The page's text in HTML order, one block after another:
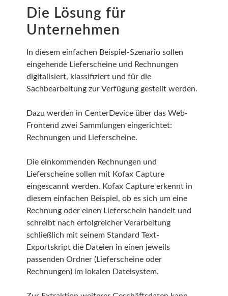
Die Lösung für
Unternehmen
In diesem einfachen Beispiel-Szenario sollen
eingehende Lieferscheine und Rechnungen
digitalisiert, klassifiziert und für die
Sachbearbeitung zur Verfügung gestellt werden.
Dazu werden in CenterDevice über das Web-
Frontend zwei Sammlungen eingerichtet:
Rechnungen und Lieferscheine.
Die einkommenden Rechnungen und
Lieferscheine sollen mit Kofax Capture
eingescannt werden. Kofax Capture erkennt in
diesem einfachen Beispiel, ob es sich um eine
Rechnung oder einen Lieferschein handelt und
schreibt nach erfolgreicher Verarbeitung
schließlich mit seinem Standard Text-
Exportskript die Dateien in einen jeweils
passenden Ordner (Lieferscheine oder
Rechnungen) im lokalen Dateisystem.